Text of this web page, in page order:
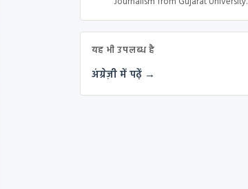
यह भी उपलब्ध है
अंग्रेज़ी में पढ़ें →